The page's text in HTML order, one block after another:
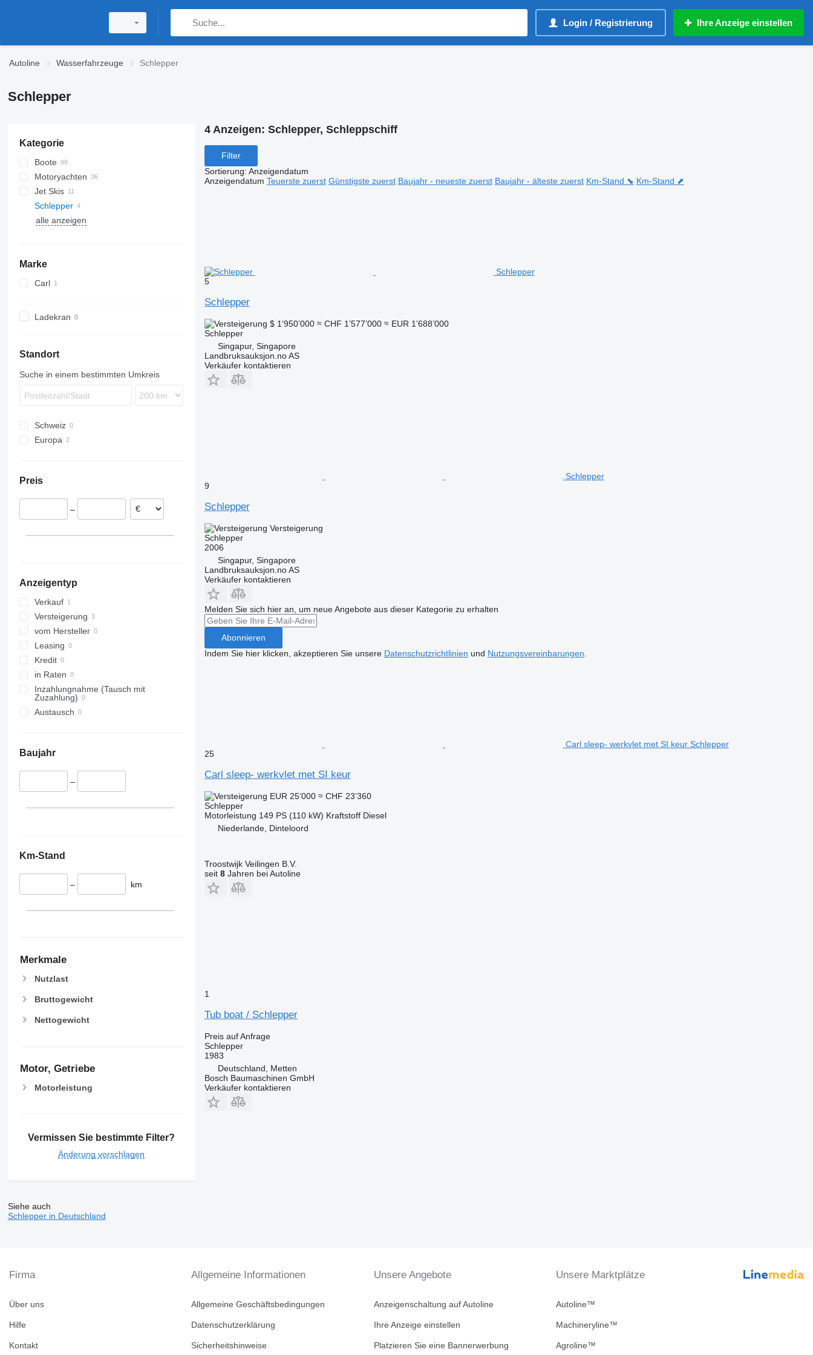
Login / Registrierung Ihre Anzeige einstellen
Autoline Wasserfahrzeuge Schlepper
Schlepper
Kategorie
Boote
Motoryachten
Jet Skis
Schlepper
alle anzeigen
Marke
Carl
Ladekran
Standort
Suche in einem bestimmten Umkreis
Schweiz
Europa
Preis
–
Anzeigentyp
Verkauf
Versteigerung
vom Hersteller
Leasing
Kredit
in Raten
Inzahlungnahme (Tausch mit
Zuzahlung)
Austausch
Baujahr
–
Km-Stand
– km
Merkmale
Nutzlast
Bruttogewicht
Nettogewicht
Motor, Getriebe
Motorleistung
Vermissen Sie bestimmte Filter?
Änderung vorschlagen
4 Anzeigen: Schlepper, Schleppschiff
Filter
Sortierung: Anzeigendatum
Anzeigendatum Teuerste zuerst Günstigste zuerst Baujahr - neueste zuerst Baujahr - älteste zuerst Km-Stand ⬊ Km-Stand ⬈
Schlepper
5
Schlepper
$ 1’950’000 ≈ CHF 1’577’000 ≈ EUR 1’688’000
Schlepper
Singapur, Singapore
Landbruksauksjon.no AS
Verkäufer kontaktieren
Schlepper
9
Schlepper
Versteigerung
Schlepper
2006
Singapur, Singapore
Landbruksauksjon.no AS
Verkäufer kontaktieren
Melden Sie sich hier an, um neue Angebote aus dieser Kategorie zu erhalten
Abonnieren
Indem Sie hier klicken, akzeptieren Sie unsere Datenschutzrichtlinien und Nutzungsvereinbarungen
Carl sleep- werkvlet met SI keur Schlepper
25
Carl sleep- werkvlet met SI keur
EUR 25’000 ≈ CHF 23’360
Schlepper
Motorleistung 149 PS (110 kW) Kraftstoff Diesel
Niederlande, Dinteloord
Troostwijk Veilingen B.V.
seit 8Jahren bei Autoline
1
Tub boat / Schlepper
Preis auf Anfrage
Schlepper
1983
Deutschland, Metten
Bosch Baumaschinen GmbH
Verkäufer kontaktieren
Siehe auch
Schlepper in Deutschland
Firma
Über uns
Hilfe
Kontakt
Allgemeine Informationen
Allgemeine Geschäftsbedingungen
Datenschutzerklärung
Sicherheitshinweise
Unsere Angebote
Anzeigenschaltung auf Autoline
Ihre Anzeige einstellen
Platzieren Sie eine Bannerwerbung
Unsere Marktplätze
Autoline™
Machineryline™
Agroline™